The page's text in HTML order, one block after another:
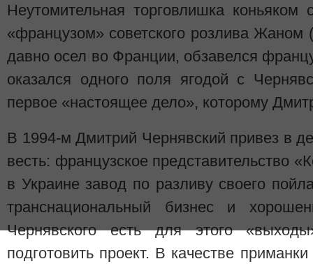
Неутомительная торговлишка коньяком
«французом» советского розлива
давно осел во Франции, обзавелся
оказался одного поля ягодой с
первое «настоящее дело», которому
В 1994-м Дмитрий Чернявский привез в
весть: французское представительство
в Украине завод по разливу своего
транснациональный бизнес и
Чернявского есть для этого
подготовить проект. В качестве